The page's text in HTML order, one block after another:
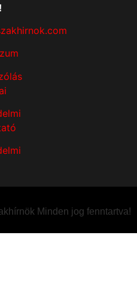
Minden jog fenntartva!